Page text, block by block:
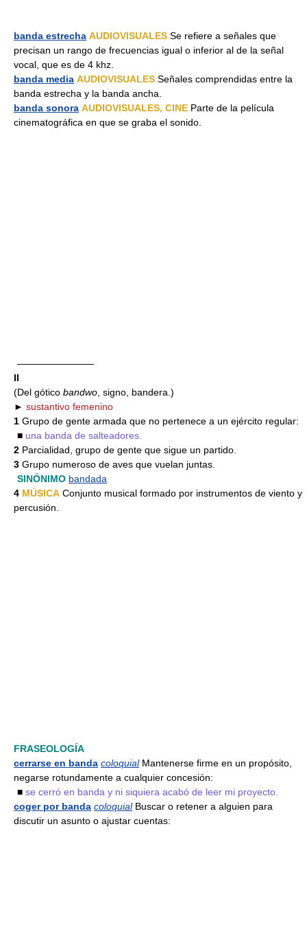
banda estrecha AUDIOVISUALES Se refiere a señales que
precisan un rango de frecuencias igual o inferior al de la señal
vocal, que es de 4 khz.
banda media AUDIOVISUALES Señales comprendidas entre la
banda estrecha y la banda ancha.
banda sonora AUDIOVISUALES, CINE Parte de la película
cinematográfica en que se graba el sonido.
————————
II
(Del gótico bandwo , signo, bandera.)
► sustantivo femenino
1 Grupo de gente armada que no pertenece a un ejército regular:
■ una banda de salteadores.
2 Parcialidad, grupo de gente que sigue un partido.
3 Grupo numeroso de aves que vuelan juntas.
SINÓNIMO bandada
4 MÚSICA Conjunto musical formado por instrumentos de viento y
percusión.
FRASEOLOGÍA
cerrarse en banda coloquialMantenerse firme en un propósito,
negarse rotundamente a cualquier concesión:
■ se cerró en banda y ni siquiera acabó de leer mi proyecto.
coger por banda coloquialBuscar o retener a alguien para
discutir un asunto o ajustar cuentas: